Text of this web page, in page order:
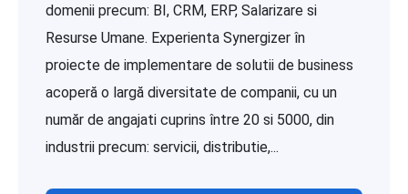
domenii precum: BI, CRM, ERP, Salarizare si
Resurse Umane. Experienta Synergizer în
proiecte de implementare de solutii de business
acoperă o largă diversitate de companii, cu un
număr de angajati cuprins între 20 si 5000, din
industrii precum: servicii, distributie,...